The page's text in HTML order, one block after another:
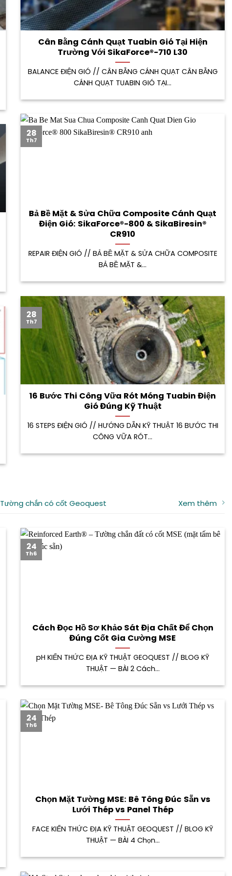
Cân Bằng Cánh Quạt Tuabin Gió Tại Hiện
Trường Với SikaForce®-710 L30
BALANCE ĐIỆN GIÓ // CÂN BẰNG CÁNH QUẠT CÂN BẰNG
CÁNH QUẠT TUABIN GIÓ TẠI...
Bả Bề Mặt & Sửa Chữa Composite Cánh Quạt
Điện Gió: SikaForce®-800 & SikaBiresin®
CR910
REPAIR ĐIỆN GIÓ // BẢ BỀ MẶT & SỬA CHỮA COMPOSITE
BẢ BỀ MẶT &...
28
Th7
16 Bước Thi Công Vữa Rót Móng Tuabin Điện
Gió Đúng Kỹ Thuật
16 STEPS ĐIỆN GIÓ // HƯỚNG DẪN KỸ THUẬT 16 BƯỚC THI
CÔNG VỮA RÓT...
28
Th7
Tường chắn có cốt Geoquest Xem thêm
Cách Đọc Hồ Sơ Khảo Sát Địa Chất Để Chọn
Đúng Cốt Gia Cường MSE
pH KIẾN THỨC ĐỊA KỸ THUẬT GEOQUEST // BLOG KỸ
THUẬT — BÀI 2 Cách...
24
Th6
Chọn Mặt Tường MSE: Bê Tông Đúc Sẵn vs
Lưới Thép vs Panel Thép
FACE KIẾN THỨC ĐỊA KỸ THUẬT GEOQUEST // BLOG KỸ
THUẬT — BÀI 4 Chọn...
24
Th6